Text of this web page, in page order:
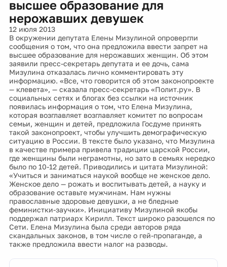
высшее образование для
нерожавших девушек
12 июля 2013
В окружении депутата Елены Мизулиной опровергли
сообщения о том, что она предложила ввести запрет на
высшее образование для нерожавших женщин. Об этом
заявили пресс-секретарь депутата и ее дочь, сама
Мизулина отказалась лично комментировать эту
информацию. «Все, что говорится об этом законопроекте
— клевета», — сказала пресс-секретарь «Полит.ру». В
социальных сетях и блогах без ссылки на источник
появилась информация о том, что Елена Мизулина,
которая возглавляет возглавляет комитет по вопросам
семьи, женщин и детей, предложила Госдуме принять
такой законопроект, чтобы улучшить демографическую
ситуацию в России. В тексте было указано, что Мизулина
в качестве примера привела традиции царской России,
где женщины были неграмотны, но зато в семьях нередко
было по 10-12 детей. Приводились и цитата Мизулиной:
«Учиться и заниматься наукой вообще не женское дело.
Женское дело — рожать и воспитывать детей, а науку и
образование оставьте мужчинам. Нам нужны
православные здоровые девушки, а не бледные
феминистки-заучки». Инициативу Мизулиной якобы
поддержал патриарх Кирилл. Текст широко разошелся по
Сети. Елена Мизулина была среди авторов ряда
скандальных законов, в том числе о гей-пропаганде, а
также предложила ввести налог на разводы.